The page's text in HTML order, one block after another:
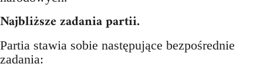
Najbliższe zadania partii.
Partia stawia sobie następujące bezpośrednie
zadania: